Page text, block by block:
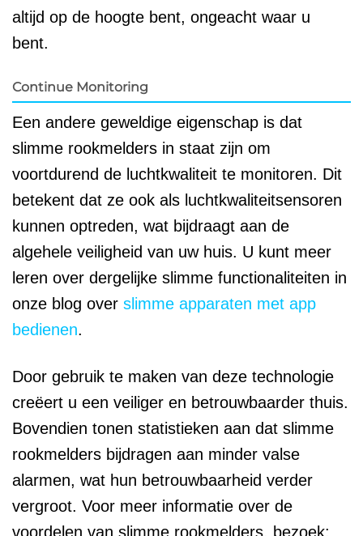
altijd op de hoogte bent, ongeacht waar u
bent.
Continue Monitoring
Een andere geweldige eigenschap is dat
slimme rookmelders in staat zijn om
voortdurend de luchtkwaliteit te monitoren. Dit
betekent dat ze ook als luchtkwaliteitsensoren
kunnen optreden, wat bijdraagt aan de
algehele veiligheid van uw huis. U kunt meer
leren over dergelijke slimme functionaliteiten in
onze blog over slimme apparaten met app
bedienen.
Door gebruik te maken van deze technologie
creëert u een veiliger en betrouwbaarder thuis.
Bovendien tonen statistieken aan dat slimme
rookmelders bijdragen aan minder valse
alarmen, wat hun betrouwbaarheid verder
vergroot. Voor meer informatie over de
voordelen van slimme rookmelders, bezoek: